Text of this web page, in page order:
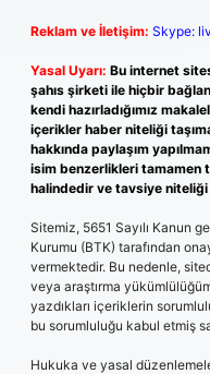
Reklam ve İletişim: Skype:
Yasal Uyarı: Bu internet
şahıs şirketi ile hiçbir
kendi hazırladığımız
içerikler haber niteliği
hakkında paylaşım
isim benzerlikleri tamamen
halindedir ve tavsiye niteliği
Sitemiz, 5651 Sayılı Kanun
Kurumu (BTK) tarafından
vermektedir. Bu nedenle,
veya araştırma
yazdıkları içeriklerin
bu sorumluluğu kabul etmiş
Hukuka ve yasal